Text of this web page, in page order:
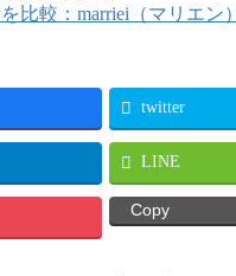
比較：marriei（マリエン
twitter
LINE
Copy